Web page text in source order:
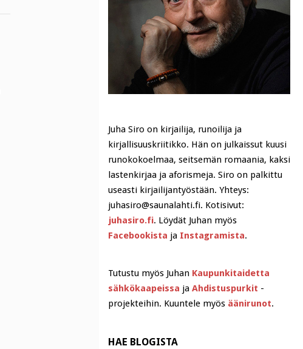
Juha Siro on kirjailija, runoilija ja
kirjallisuuskriitikko. Hän on julkaissut kuusi
runokokoelmaa, seitsemän romaania, kaksi
lastenkirjaa ja aforismeja. Siro on palkittu
useasti kirjailijantyöstään. Yhteys:
juhasiro@saunalahti.fi. Kotisivut:
juhasiro.fi. Löydät Juhan myös
Facebookista ja Instagramista.
Tutustu myös Juhan Kaupunkitaidetta
sähkökaapeissa ja Ahdistuspurkit -
projekteihin. Kuuntele myös äänirunot.
HAE BLOGISTA